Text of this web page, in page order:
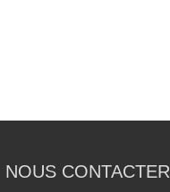
NOUS CONTACTER